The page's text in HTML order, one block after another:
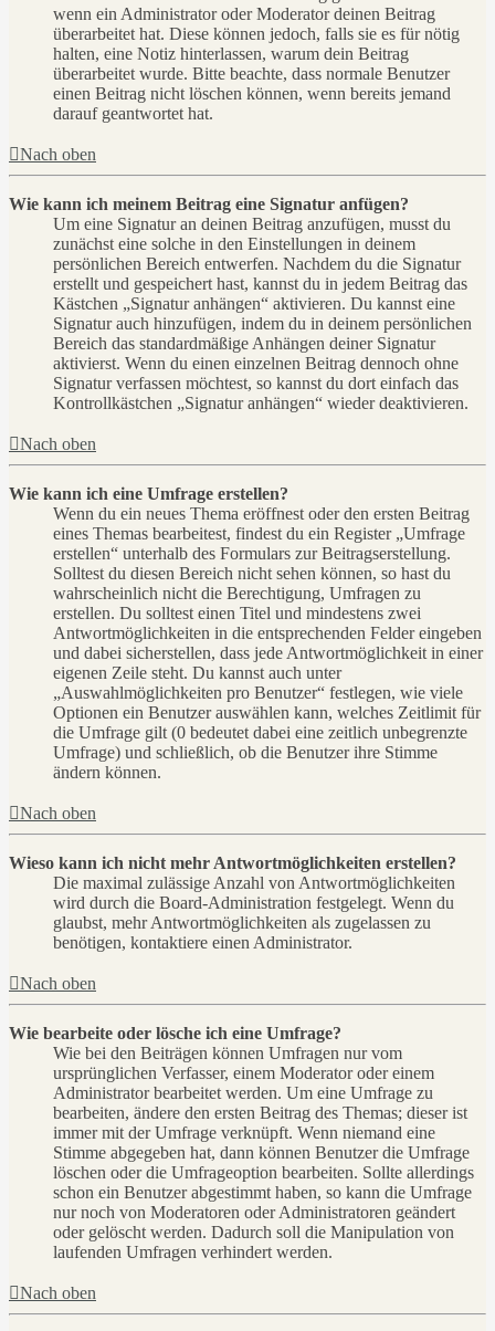
wenn ein Administrator oder Moderator deinen Beitrag
überarbeitet hat. Diese können jedoch, falls sie es für nötig
halten, eine Notiz hinterlassen, warum dein Beitrag
überarbeitet wurde. Bitte beachte, dass normale Benutzer
einen Beitrag nicht löschen können, wenn bereits jemand
darauf geantwortet hat.
Nach oben
Wie kann ich meinem Beitrag eine Signatur anfügen?
Um eine Signatur an deinen Beitrag anzufügen, musst du
zunächst eine solche in den Einstellungen in deinem
persönlichen Bereich entwerfen. Nachdem du die Signatur
erstellt und gespeichert hast, kannst du in jedem Beitrag das
Kästchen „Signatur anhängen“ aktivieren. Du kannst eine
Signatur auch hinzufügen, indem du in deinem persönlichen
Bereich das standardmäßige Anhängen deiner Signatur
aktivierst. Wenn du einen einzelnen Beitrag dennoch ohne
Signatur verfassen möchtest, so kannst du dort einfach das
Kontrollkästchen „Signatur anhängen“ wieder deaktivieren.
Nach oben
Wie kann ich eine Umfrage erstellen?
Wenn du ein neues Thema eröffnest oder den ersten Beitrag
eines Themas bearbeitest, findest du ein Register „Umfrage
erstellen“ unterhalb des Formulars zur Beitragserstellung.
Solltest du diesen Bereich nicht sehen können, so hast du
wahrscheinlich nicht die Berechtigung, Umfragen zu
erstellen. Du solltest einen Titel und mindestens zwei
Antwortmöglichkeiten in die entsprechenden Felder eingeben
und dabei sicherstellen, dass jede Antwortmöglichkeit in einer
eigenen Zeile steht. Du kannst auch unter
„Auswahlmöglichkeiten pro Benutzer“ festlegen, wie viele
Optionen ein Benutzer auswählen kann, welches Zeitlimit für
die Umfrage gilt (0 bedeutet dabei eine zeitlich unbegrenzte
Umfrage) und schließlich, ob die Benutzer ihre Stimme
ändern können.
Nach oben
Wieso kann ich nicht mehr Antwortmöglichkeiten erstellen?
Die maximal zulässige Anzahl von Antwortmöglichkeiten
wird durch die Board-Administration festgelegt. Wenn du
glaubst, mehr Antwortmöglichkeiten als zugelassen zu
benötigen, kontaktiere einen Administrator.
Nach oben
Wie bearbeite oder lösche ich eine Umfrage?
Wie bei den Beiträgen können Umfragen nur vom
ursprünglichen Verfasser, einem Moderator oder einem
Administrator bearbeitet werden. Um eine Umfrage zu
bearbeiten, ändere den ersten Beitrag des Themas; dieser ist
immer mit der Umfrage verknüpft. Wenn niemand eine
Stimme abgegeben hat, dann können Benutzer die Umfrage
löschen oder die Umfrageoption bearbeiten. Sollte allerdings
schon ein Benutzer abgestimmt haben, so kann die Umfrage
nur noch von Moderatoren oder Administratoren geändert
oder gelöscht werden. Dadurch soll die Manipulation von
laufenden Umfragen verhindert werden.
Nach oben